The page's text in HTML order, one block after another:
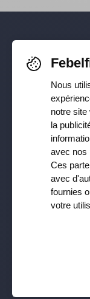
Pour
dernières
Facebook,
Instagram
Recevez
Nous
notre site
la
avec nos
Ces
avec
fournies
votre